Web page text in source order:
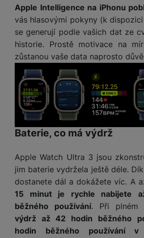
e
c
a
a
p
t
é
r
y
M
r
o
f
o
n
y
e
cí
s
oj
á
n
k
y
W
a
c
h
P
ří
sl
u
š
e
n
ví
o
M
a
c
t
e
n
í
S
S
D
d
is
k
y
S
D
d
is
k
y
P
č
ů
m
P
ří
s
l
u
š
e
n
t
p
r
o
l
e
ř
l
e
n
t
v
í
p
o
a
u
P
ří
s
š
e
n
s
t
v
í
p
o
s
p
o
e
b
Apple Intelligence na iPhonu
vás hlasovými pokyny (k
se generují podle vašich dat ze
historie. Prostě motivace na
zůstanou vaše data naprosto
Baterie, co má výdrž
Apple Watch Ultra 3 jsou
jim baterie vydržela ještě déle.
dostanete dál a dokážete víc. A
15 minut je rychle nabijete
běžného používání. Při plném
výdrž až 42 hodin běžného
hodin běžného používání